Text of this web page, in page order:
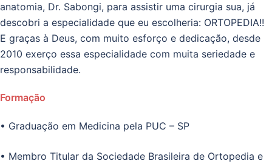
anatomia, Dr. Sabongi, para assistir uma cirurgia sua, já
descobri a especialidade que eu escolheria: ORTOPEDIA!!
E graças à Deus, com muito esforço e dedicação, desde
2010 exerço essa especialidade com muita seriedade e
responsabilidade.
Formação
• Graduação em Medicina pela PUC – SP
• Membro Titular da Sociedade Brasileira de Ortopedia e